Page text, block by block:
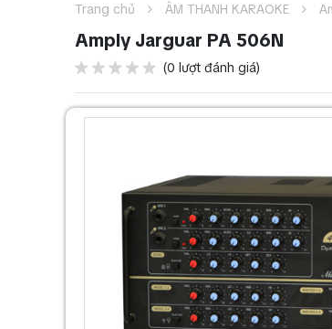
Trang chủ ÂM THANH KARAOKE
Amply Jarguar PA 506N
(0 lượt đánh giá)